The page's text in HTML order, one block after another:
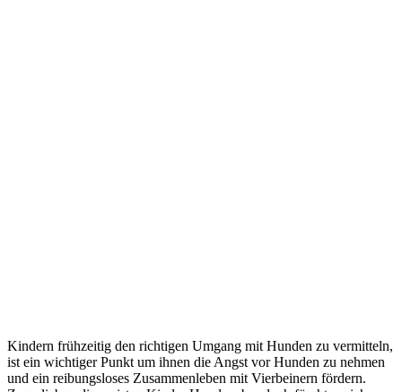
Kindern frühzeitig den richtigen Umgang mit Hunden zu vermitteln,
ist ein wichtiger Punkt um ihnen die Angst vor Hunden zu nehmen
und ein reibungsloses Zusammenleben mit Vierbeinern fördern.